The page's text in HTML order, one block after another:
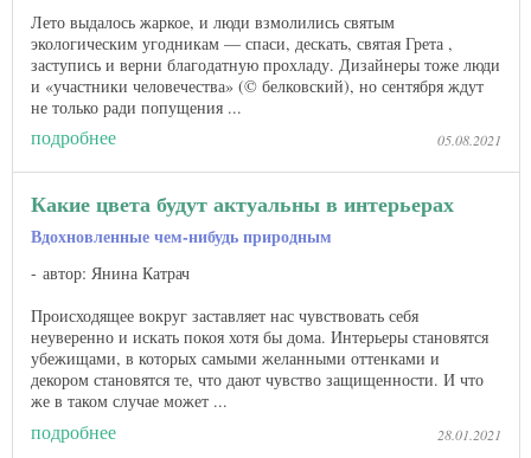
Лето выдалось жаркое, и люди взмолились святым
экологическим угодникам — спаси, дескать, святая Грета ,
заступись и верни благодатную прохладу. Дизайнеры тоже люди
и «участники человечества» (© белковский), но сентября ждут
не только ради попущения ...
подробнее 05.08.2021
Какие цвета будут актуальны в интерьерах
Вдохновленные чем-нибудь природным
автор: Янина Катрач
Происходящее вокруг заставляет нас чувствовать себя
неуверенно и искать покоя хотя бы дома. Интерьеры становятся
убежищами, в которых самыми желанными оттенками и
декором становятся те, что дают чувство защищенности. И что
же в таком случае может ...
подробнее 28.01.2021